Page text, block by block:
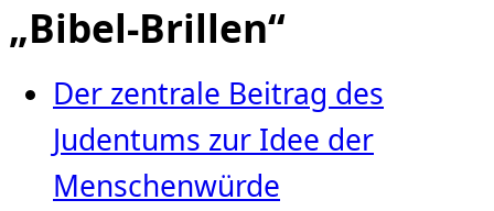
„Bibel-Brillen“
Der zentrale Beitrag des
Judentums zur Idee der
Menschenwürde